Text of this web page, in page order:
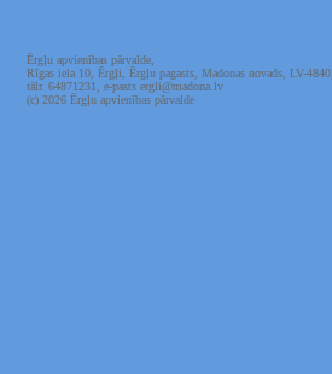
Ērgļu apvienības pārvalde,
Rīgas iela 10, Ērgļi, Ērgļu pagasts, Madonas novads, LV-4840,
tālr. 64871231, e-pasts ergli@madona.lv
(c) 2026 Ērgļu apvienības pārvalde